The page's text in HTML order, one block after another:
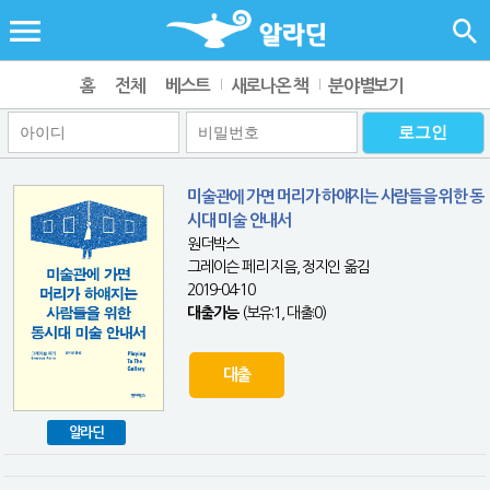
홈 전체 베스트 새로나온 책 분야별보기
알라딘
미술관에 가면 머리가 하얘지는 사람들을 위한 동
시대 미술 안내서
원더박스
그레이슨 페리 지음, 정지인 옮김
2019-04-10
대출가능(보유:1, 대출:0)
대출